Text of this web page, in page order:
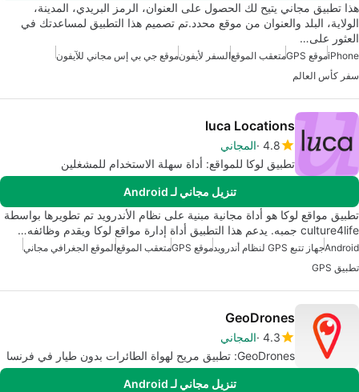
هذا تطبيق مجاني يتيح لك الحصول على العنوان، الرمز البريدي، المدينة،
الولاية، البلد والعنوان من موقع محدد.تم تصميم هذا التطبيق لمساعدتك في
العثور على…
iPhoneموقع GPS متعقب الموقعالسفر لأيفونموقع جي بي إس مجاني للآيفون
سفر كأس العالم
luca Locations
4.8 المجاني
تطبيق لوكا للمواقع: أداة سهلة الاستخدام للمشغلين
تنزيل مجاني لـ Android
تطبيق مواقع لوكا هو أداة مجانية مبنية على نظام الأندرويد تم تطويرها بواسطة
culture4life جمبه. يدعم هذا التطبيق أداة إدارة مواقع لوكا ويقدم وظائفه…
Androidجهاز تتبع GPS لنظام أندرويد موقع GPS متعقب الموقعالموقع الجغرافي مجاني
تطبيق GPS
GeoDrones
4.3 المجاني
GeoDrones: تطبيق مريح لهواة الطائرات بدون طيار في فرنسا
تنزيل مجاني لـ Android